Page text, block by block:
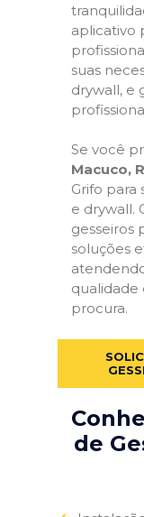
aplicativo
suas
drywall, e
Se você
Macuco,
Grifo para
e drywall.
gesseiros
soluções
qualidade
procura.
de